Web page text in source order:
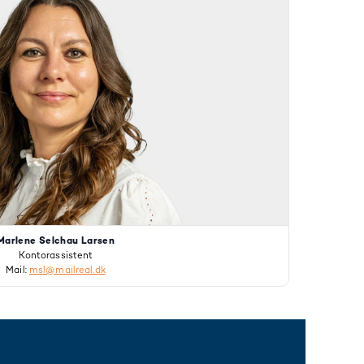
Selchau Larsen
Kontorassistent
Mail: msl@mailreal.dk